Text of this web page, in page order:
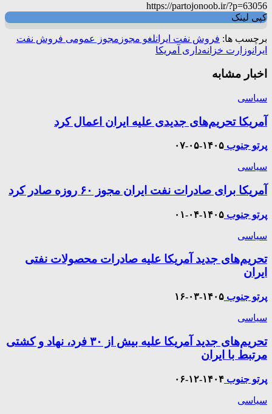
https://partojonoob.ir/?p=63056
کپی لینک
برچسب ها: فروش نفت ایرانلغو مجوز مجوز عمومی فروش نفت
ایرانوزارت خزانه‌داری آمریکا
اخبار مشابه
سیاسی
آمریکا تحریم‌های جدیدی علیه ایران اعمال کرد
پرتو جنوب ۱۴۰۵-۰۵-۰۷
سیاسی
آمریکا برای صادرات نفت ایران مجوز ۶۰ روزه صادر کرد
پرتو جنوب ۱۴۰۵-۰۴-۰۱
سیاسی
تحریم‌های جدید آمریکا علیه صادرات محصولات نفتی
ایران
پرتو جنوب ۱۴۰۵-۰۳-۱۶
سیاسی
تحریم‌های جدید آمریکا علیه بیش از ۳۰ فرد، نهاد و کشتی
مرتبط با ایران
پرتو جنوب ۱۴۰۴-۱۲-۰۶
سیاسی